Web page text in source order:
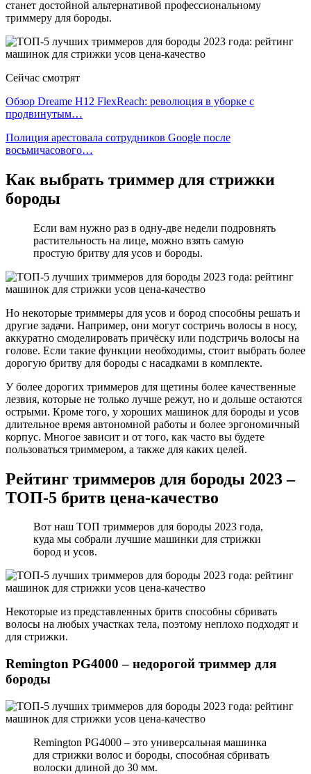
станет достойной альтернативой профессиональному
триммеру для бороды.
Сейчас смотрят
Обзор Dreame H12 FlexReach: революция в уборке с
продвинутым…
Полиция арестовала сотрудников Google после
восьмичасового…
Как выбрать триммер для стрижки
бороды
Если вам нужно раз в одну-две недели подровнять
растительность на лице, можно взять самую
простую бритву для усов и бороды.
Но некоторые триммеры для усов и бород способны решать и
другие задачи. Например, они могут состричь волосы в носу,
аккуратно смоделировать причёску или подстричь волосы на
голове. Если такие функции необходимы, стоит выбрать более
дорогую бритву для бороды с насадками в комплекте.
У более дорогих триммеров для щетины более качественные
лезвия, которые не только лучше режут, но и дольше остаются
острыми. Кроме того, у хороших машинок для бороды и усов
длительное время автономной работы и более эргономичный
корпус. Многое зависит и от того, как часто вы будете
пользоваться триммером, а также для каких целей.
Рейтинг триммеров для бороды 2023 –
ТОП-5 бритв цена-качество
Вот наш ТОП триммеров для бороды 2023 года,
куда мы собрали лучшие машинки для стрижки
бород и усов.
Некоторые из представленных бритв способны сбривать
волосы на любых участках тела, поэтому неплохо подходят и
для стрижки.
Remington PG4000 – недорогой триммер для
бороды
Remington PG4000 – это универсальная машинка
для стрижки волос и бороды, способная сбривать
волоски длиной до 30 мм.